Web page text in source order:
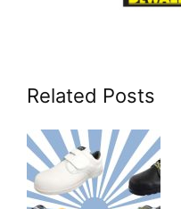
Related Posts